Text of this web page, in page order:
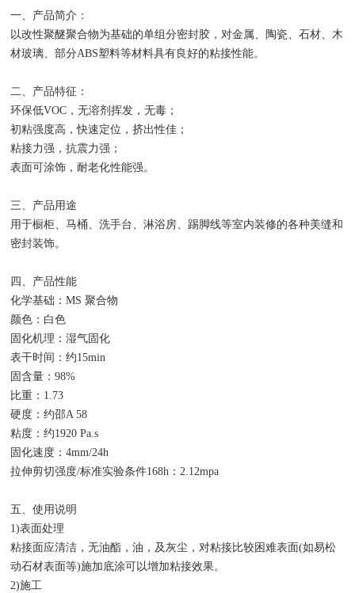
一、产品简介：
以改性聚醚聚合物为基础的单组分密封胶，对金属、陶瓷、石材、木
材玻璃、部分ABS塑料等材料具有良好的粘接性能。
二、产品特征：
环保低VOC，无溶剂挥发，无毒；
初粘强度高，快速定位，挤出性佳；
粘接力强，抗震力强；
表面可涂饰，耐老化性能强。
三、产品用途
用于橱柜、马桶、洗手台、淋浴房、踢脚线等室内装修的各种美缝和
密封装饰。
四、产品性能
化学基础：MS 聚合物
颜色：白色
固化机理：湿气固化
表干时间：约15min
固含量：98%
比重：1.73
硬度：约邵A 58
粘度：约1920 Pa.s
固化速度：4mm/24h
拉伸剪切强度/标准实验条件168h：2.12mpa
五、使用说明
1)表面处理
粘接面应清洁，无油酯，油，及灰尘，对粘接比较困难表面(如易松
动石材表面等)施加底涂可以增加粘接效果。
2)施工